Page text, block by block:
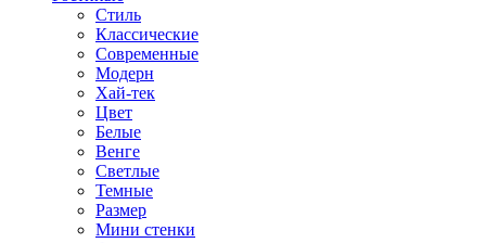
Стиль
Классические
Современные
Модерн
Хай-тек
Цвет
Белые
Венге
Светлые
Темные
Размер
Мини стенки